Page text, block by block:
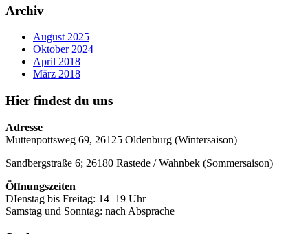
Archiv
August 2025
Oktober 2024
April 2018
März 2018
Hier findest du uns
Adresse
Muttenpottsweg 69, 26125 Oldenburg (Wintersaison)
Sandbergstraße 6; 26180 Rastede / Wahnbek (Sommersaison)
Öffnungszeiten
DIenstag bis Freitag: 14–19 Uhr
Samstag und Sonntag: nach Absprache